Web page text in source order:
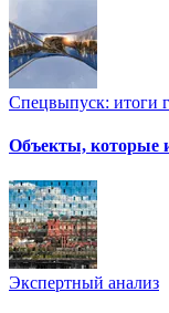
Спецвыпуск: итоги
Объекты, которые
Экспертный анализ